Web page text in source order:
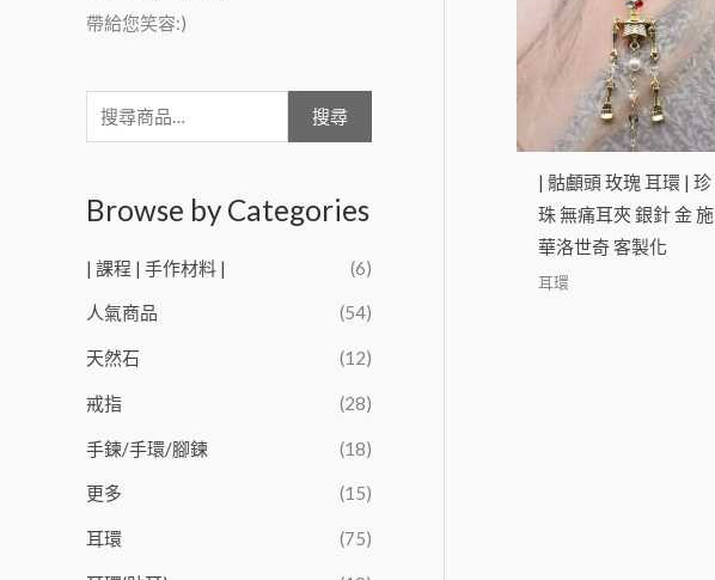
帶給您笑容:)
搜尋
Browse by Categories
| 課程 | 手作材料 | (6)
人氣商品 (54)
天然石 (12)
戒指 (28)
手鍊/手環/腳鍊 (18)
更多 (15)
耳環 (75)
| 骷顱頭 玫瑰 耳環 | 珍
珠 無痛耳夾 銀針 金 施
華洛世奇 客製化
耳環